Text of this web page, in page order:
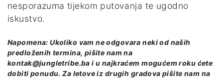
nesporazuma tijekom putovanja te ugodno
iskustvo.
Napomena: Ukoliko vam ne odgovara neki od naših
predloženih termina, pišite nam na
kontak@jungletribe.ba i u najkraćem mogućem roku ćete
dobiti ponudu. Za letove iz drugih gradova pišite nam na